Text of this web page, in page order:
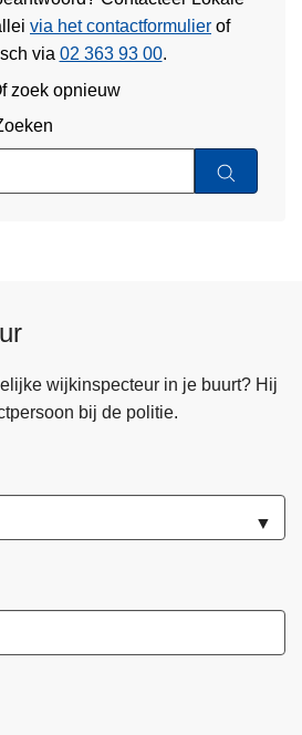
via het contactformulier of
via 02 363 93 00.
zoek opnieuw
wijkinspecteur in je buurt? Hij
bij de politie.
▼